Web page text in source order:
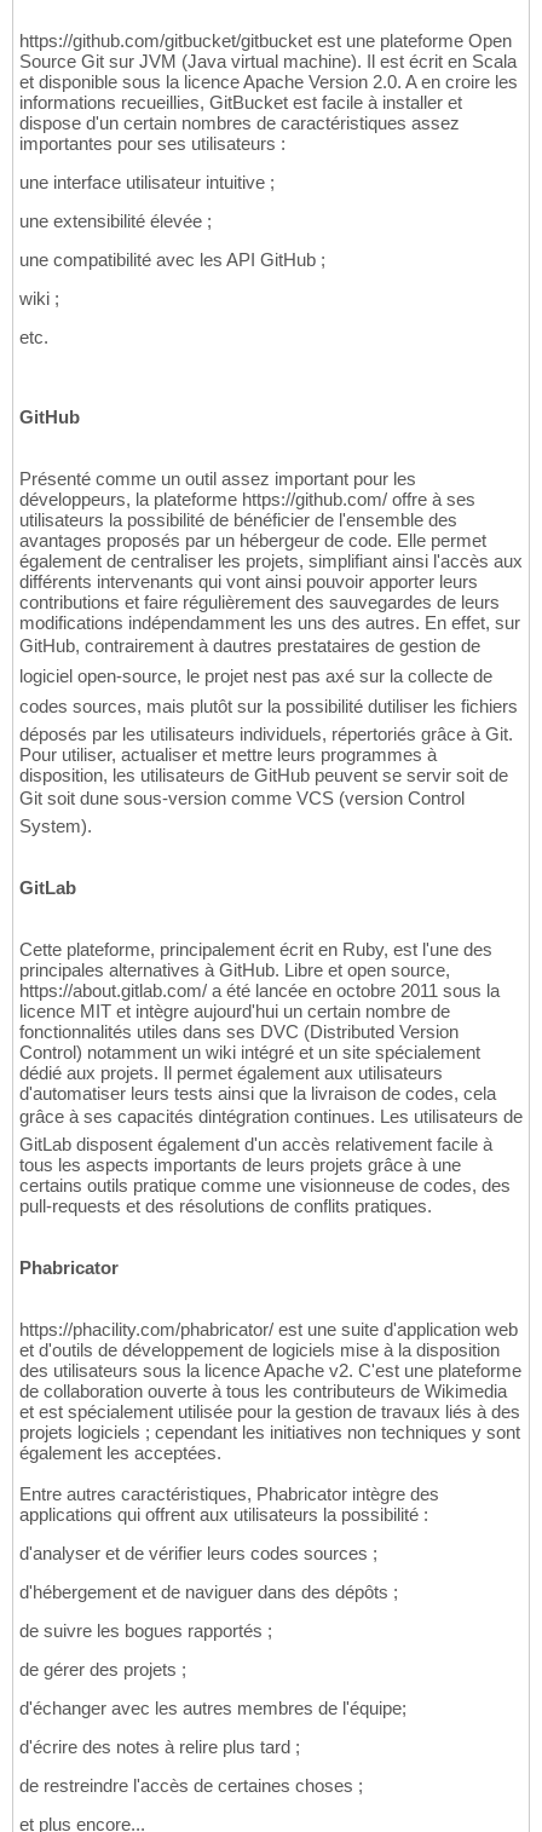
https://github.com/gitbucket/gitbucket est une plateforme Open
Source Git sur JVM (Java virtual machine). Il est écrit en Scala
et disponible sous la licence Apache Version 2.0. A en croire les
informations recueillies, GitBucket est facile à installer et
dispose d'un certain nombres de caractéristiques assez
importantes pour ses utilisateurs :
une interface utilisateur intuitive ;
une extensibilité élevée ;
une compatibilité avec les API GitHub ;
wiki ;
etc.
GitHub
Présenté comme un outil assez important pour les
développeurs, la plateforme https://github.com/ offre à ses
utilisateurs la possibilité de bénéficier de l'ensemble des
avantages proposés par un hébergeur de code. Elle permet
également de centraliser les projets, simplifiant ainsi l'accès aux
différents intervenants qui vont ainsi pouvoir apporter leurs
contributions et faire régulièrement des sauvegardes de leurs
modifications indépendamment les uns des autres. En effet, sur
GitHub, contrairement à dautres prestataires de gestion de
logiciel open-source, le projet nest pas axé sur la collecte de
codes sources, mais plutôt sur la possibilité dutiliser les fichiers
déposés par les utilisateurs individuels, répertoriés grâce à Git.
Pour utiliser, actualiser et mettre leurs programmes à
disposition, les utilisateurs de GitHub peuvent se servir soit de
Git soit dune sous-version comme VCS (version Control
System).
GitLab
Cette plateforme, principalement écrit en Ruby, est l'une des
principales alternatives à GitHub. Libre et open source,
https://about.gitlab.com/ a été lancée en octobre 2011 sous la
licence MIT et intègre aujourd'hui un certain nombre de
fonctionnalités utiles dans ses DVC (Distributed Version
Control) notamment un wiki intégré et un site spécialement
dédié aux projets. Il permet également aux utilisateurs
d'automatiser leurs tests ainsi que la livraison de codes, cela
grâce à ses capacités dintégration continues. Les utilisateurs de
GitLab disposent également d'un accès relativement facile à
tous les aspects importants de leurs projets grâce à une
certains outils pratique comme une visionneuse de codes, des
pull-requests et des résolutions de conflits pratiques.
Phabricator
https://phacility.com/phabricator/ est une suite d'application web
et d'outils de développement de logiciels mise à la disposition
des utilisateurs sous la licence Apache v2. C'est une plateforme
de collaboration ouverte à tous les contributeurs de Wikimedia
et est spécialement utilisée pour la gestion de travaux liés à des
projets logiciels ; cependant les initiatives non techniques y sont
également les acceptées.
Entre autres caractéristiques, Phabricator intègre des
applications qui offrent aux utilisateurs la possibilité :
d'analyser et de vérifier leurs codes sources ;
d'hébergement et de naviguer dans des dépôts ;
de suivre les bogues rapportés ;
de gérer des projets ;
d'échanger avec les autres membres de l'équipe;
d'écrire des notes à relire plus tard ;
de restreindre l'accès de certaines choses ;
et plus encore...